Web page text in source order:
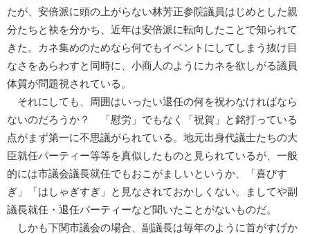
たが、安倍派に頭の上がらない林芳正参院議員はじめとした親
分たちと袂を分かち、近年は安倍派に転向したことで知られて
きた。カネ集めのためなら何でもイベントにしてしまう抜け目
なさをあらわすと同時に、小商人のようにカネを欲しがる議員
体質が問題視されている。
それにしても、周囲はいったい退任の何を祝わなければなら
ないのだろうか？ 「慰労」でもなく「祝賀」と銘打っている
点がまず第一に不思議がられている。地元出身代議士たちの大
臣就任パーティー等等を真似したものと見られているが、一般
的には市議会議長就任でもおこがましいというか、「喜びす
ぎ」「はしゃぎすぎ」と見なされておかしくない。ましてや副
議長就任・退任パーティーなど聞いたことがないものだ。
しかも下関市議会の場合、副議長は毎年のように首がすげか